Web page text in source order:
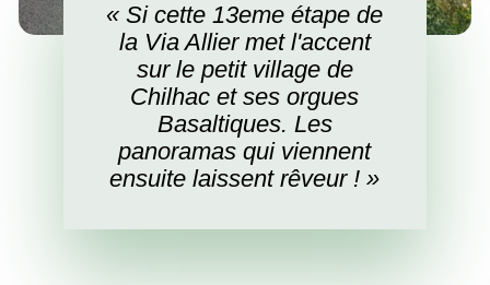
« Si cette 13eme étape de
la Via Allier met l'accent
sur le petit village de
Chilhac et ses orgues
Basaltiques. Les
panoramas qui viennent
ensuite laissent rêveur ! »